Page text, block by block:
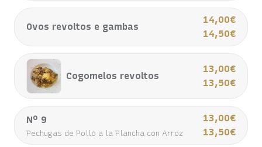
Ovos revoltos e gambas
14,00€
14,50€
Cogomelos revoltos
13,00€
13,50€
Nº 9
Pechugas de Pollo a la Plancha con Arroz
13,00€
13,50€